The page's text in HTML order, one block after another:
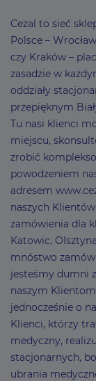
Cezal to sieć
Polsce –
czy Kraków –
zasadzie w
oddziały
przepięknym
Tu nasi klienci
miejscu,
zrobić
powodzeniem
adresem
naszych
zamówienia dla
Katowic,
mnóstwo
jesteśmy dumni
naszym
jednocześnie o
Klienci, którzy
medyczny,
stacjonarnych,
ubrania